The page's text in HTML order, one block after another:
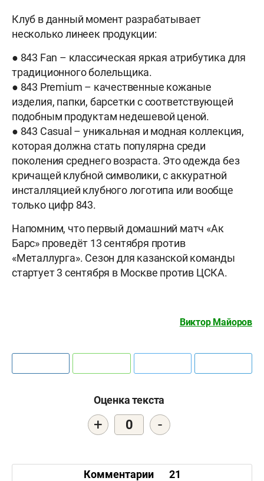
Клуб в данный момент разрабатывает
несколько линеек продукции:
● 843 Fan – классическая яркая атрибутика для
традиционного болельщика.
● 843 Premium – качественные кожаные
изделия, папки, барсетки с соответствующей
подобным продуктам недешевой ценой.
● 843 Casual – уникальная и модная коллекция,
которая должна стать популярна среди
поколения среднего возраста. Это одежда без
кричащей клубной символики, с аккуратной
инсталляцией клубного логотипа или вообще
только цифр 843.
Напомним, что первый домашний матч «Ак
Барс» проведёт 13 сентября против
«Металлурга». Сезон для казанской команды
стартует 3 сентября в Москве против ЦСКА.
Виктор Майоров
Оценка текста
+ 0 -
Комментарии 21